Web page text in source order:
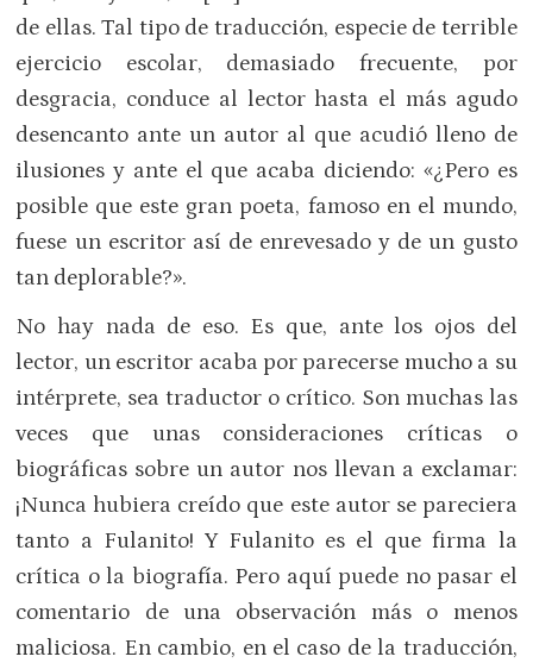
de ellas. Tal tipo de traducción, especie de terrible
ejercicio escolar, demasiado frecuente, por
desgracia, conduce al lector hasta el más agudo
desencanto ante un autor al que acudió lleno de
ilusiones y ante el que acaba diciendo: «¿Pero es
posible que este gran poeta, famoso en el mundo,
fuese un escritor así de enrevesado y de un gusto
tan deplorable?».
No hay nada de eso. Es que, ante los ojos del
lector, un escritor acaba por parecerse mucho a su
intérprete, sea traductor o crítico. Son muchas las
veces que unas consideraciones críticas o
biográficas sobre un autor nos llevan a exclamar:
¡Nunca hubiera creído que este autor se pareciera
tanto a Fulanito! Y Fulanito es el que firma la
crítica o la biografía. Pero aquí puede no pasar el
comentario de una observación más o menos
maliciosa. En cambio, en el caso de la traducción,